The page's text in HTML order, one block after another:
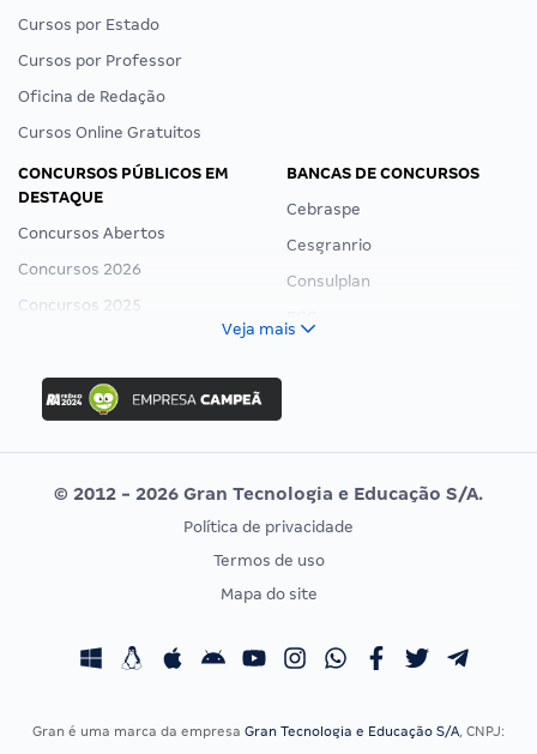
Cursos por Estado
Cursos por Professor
Oficina de Redação
Cursos Online Gratuitos
CONCURSOS PÚBLICOS EM
DESTAQUE
Concursos Abertos
Concursos 2026
Concursos 2025
Concurso Ibama
Concurso MPU
Editais publicados
BANCAS DE CONCURSOS
Cebraspe
Cesgranrio
Consulplan
Vunesp
CONCURSOS POR PROFISSÃO
Concursos Fiscais
EXAME DE ORDEM
Calendário OAB
Veja mais
© 2012 - 2026 Gran Tecnologia e Educação S/A.
Política de privacidade
Termos de uso
Mapa do site
Gran é uma marca da empresa Gran Tecnologia e Educação S/A, CNPJ: